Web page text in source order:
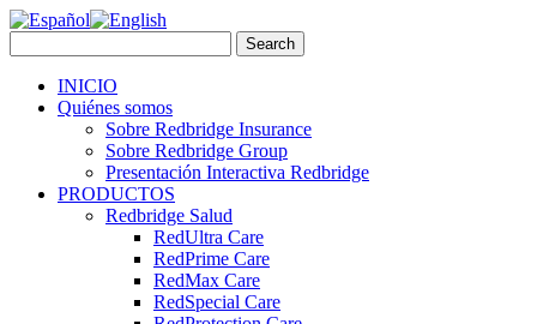
INICIO
Quiénes somos
Sobre Redbridge Insurance
Sobre Redbridge Group
Presentación Interactiva Redbridge
PRODUCTOS
Redbridge Salud
RedUltra Care
RedPrime Care
RedMax Care
RedSpecial Care